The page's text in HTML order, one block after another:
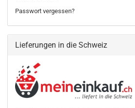
Passwort vergessen?
Lieferungen in die Schweiz